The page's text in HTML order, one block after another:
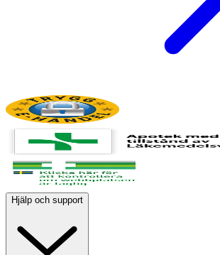
Hjälp och support